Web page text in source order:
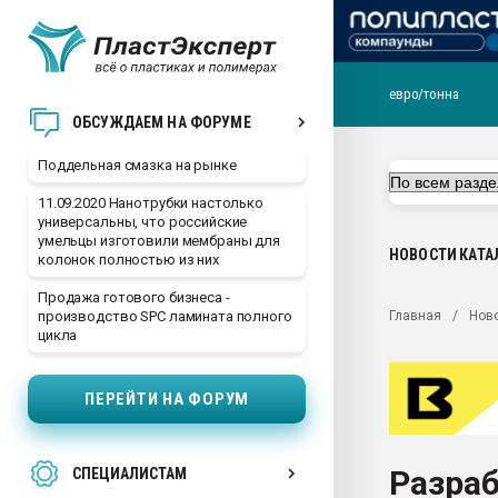
ОБСУЖДАЕМ НА ФОРУМЕ
Поддельная смазка на рынке
11.09.2020 Нанотрубки настолько
универсальны, что российские
умельцы изготовили мембраны для
колонок полностью из них
Продажа готового бизнеса -
производство SPC ламината полного
цикла
ПЕРЕЙТИ НА ФОРУМ
СПЕЦИАЛИСТАМ
ближайшее
Подмосковье, Москва
первый план в
28.07.2026
Всё, что касается
Материал поверхности
Продам отходы
евро/тонна
НОВОСТИ
Главная